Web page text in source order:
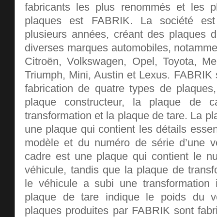
fabricants les plus renommés et les
plaques est FABRIK. La société
plusieurs années, créant des plaques
diverses marques automobiles,
Citroën, Volkswagen, Opel, Toyota,
Triumph, Mini, Austin et Lexus.
fabrication de quatre types de
plaque constructeur, la plaque de
transformation et la plaque de tare. La
une plaque qui contient les détails
modèle et du numéro de série d’une
cadre est une plaque qui contient le
véhicule, tandis que la plaque de
le véhicule a subi une transformation
plaque de tare indique le poids du
plaques produites par FABRIK sont